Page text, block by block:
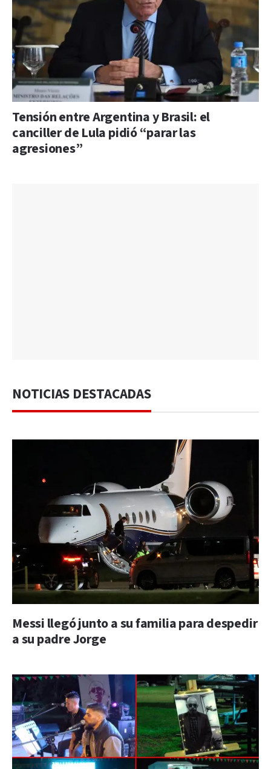
Tensión entre Argentina y Brasil: el
canciller de Lula pidió “parar las
agresiones”
NOTICIAS DESTACADAS
Messi llegó junto a su familia para despedir
a su padre Jorge